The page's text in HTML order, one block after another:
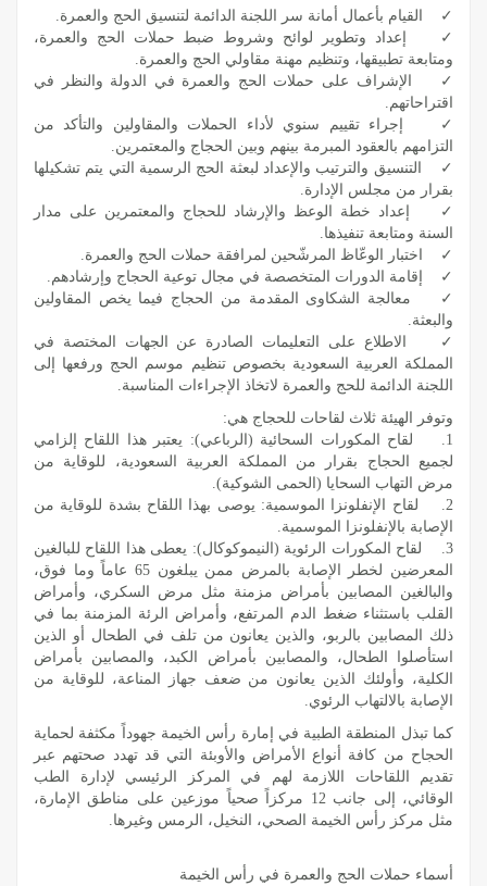
✓ القيام بأعمال أمانة سر اللجنة الدائمة لتنسيق الحج والعمرة.
✓ إعداد وتطوير لوائح وشروط ضبط حملات الحج والعمرة،
ومتابعة تطبيقها، وتنظيم مهنة مقاولي الحج والعمرة.
✓ الإشراف على حملات الحج والعمرة في الدولة والنظر في
اقتراحاتهم.
✓ إجراء تقييم سنوي لأداء الحملات والمقاولين والتأكد من
التزامهم بالعقود المبرمة بينهم وبين الحجاج والمعتمرين.
✓ التنسيق والترتيب والإعداد لبعثة الحج الرسمية التي يتم تشكيلها
بقرار من مجلس الإدارة.
✓ إعداد خطة الوعظ والإرشاد للحجاج والمعتمرين على مدار
السنة ومتابعة تنفيذها.
✓ اختبار الوعّاظ المرشّحين لمرافقة حملات الحج والعمرة.
✓ إقامة الدورات المتخصصة في مجال توعية الحجاج وإرشادهم.
✓ معالجة الشكاوى المقدمة من الحجاج فيما يخص المقاولين
والبعثة.
✓ الاطلاع على التعليمات الصادرة عن الجهات المختصة في
المملكة العربية السعودية بخصوص تنظيم موسم الحج ورفعها إلى
اللجنة الدائمة للحج والعمرة لاتخاذ الإجراءات المناسبة.
وتوفر الهيئة ثلاث لقاحات للحجاج هي:
1. لقاح المكورات السحائية (الرباعي): يعتبر هذا اللقاح إلزامي
لجميع الحجاج بقرار من المملكة العربية السعودية، للوقاية من
مرض التهاب السحايا (الحمى الشوكية).
2. لقاح الإنفلونزا الموسمية: يوصى بهذا اللقاح بشدة للوقاية من
الإصابة بالإنفلونزا الموسمية.
3. لقاح المكورات الرئوية (النيموكوكال): يعطى هذا اللقاح للبالغين
المعرضين لخطر الإصابة بالمرض ممن يبلغون 65 عاماً وما فوق،
والبالغين المصابين بأمراض مزمنة مثل مرض السكري، وأمراض
القلب باستثناء ضغط الدم المرتفع، وأمراض الرئة المزمنة بما في
ذلك المصابين بالربو، والذين يعانون من تلف في الطحال أو الذين
استأصلوا الطحال، والمصابين بأمراض الكبد، والمصابين بأمراض
الكلية، وأولئك الذين يعانون من ضعف جهاز المناعة، للوقاية من
الإصابة بالالتهاب الرئوي.
كما تبذل المنطقة الطبية في إمارة رأس الخيمة جهوداً مكثفة لحماية
الحجاح من كافة أنواع الأمراض والأوبئة التي قد تهدد صحتهم عبر
تقديم اللقاحات اللازمة لهم في المركز الرئيسي لإدارة الطب
الوقائي، إلى جانب 12 مركزاً صحياً موزعين على مناطق الإمارة،
مثل مركز رأس الخيمة الصحي، النخيل، الرمس وغيرها.
أسماء حملات الحج والعمرة في رأس الخيمة